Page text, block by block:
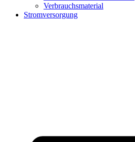
Verbrauchsmaterial
Stromversorgung